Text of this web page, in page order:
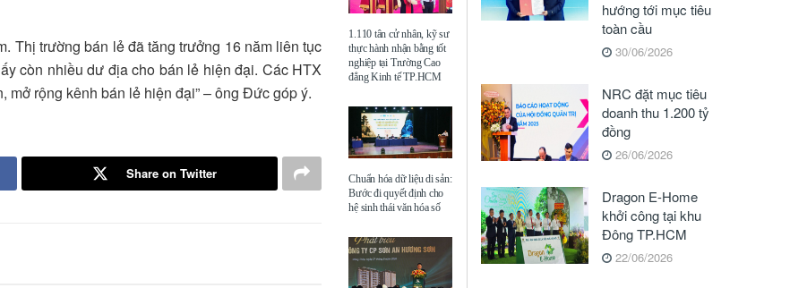
Thị trường bán lẻ đã tăng trưởng 16 năm liên tục
còn nhiều dư địa cho bán lẻ hiện đại. Các HTX
rộng kênh bán lẻ hiện đại” – ông Đức góp ý.
Share on Twitter
1.110 tân cử nhân, kỹ sư
thực hành nhận bằng tốt
nghiệp tại Trường Cao
đẳng Kinh tế TP.HCM
Chuẩn hóa dữ liệu di sản:
Bước đi quyết định cho
hệ sinh thái văn hóa số
hướng tới mục tiêu
toàn cầu
30/06/2026
NRC đặt mục tiêu
doanh thu 1.200 tỷ
đồng
26/06/2026
Dragon E-Home
khởi công tại khu
Đông TP.HCM
22/06/2026